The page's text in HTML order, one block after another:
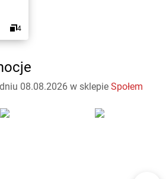
4
08.08.2026 w sklepie Społem